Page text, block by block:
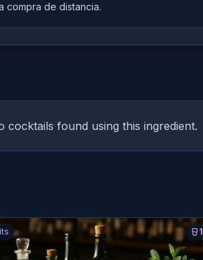
compra de distancia.
cocktails found using this ingredient.
1